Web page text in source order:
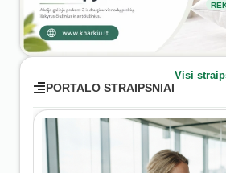
PORTALO STRAIPSNIAI
Visi